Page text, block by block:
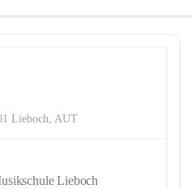
Lieboch, AUT
Lieboch